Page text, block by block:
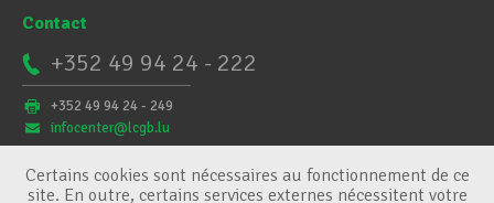
Contact
+352 49 94 24 - 222
+352 49 94 24 - 249
infocenter@lcgb.lu
Certains cookies sont nécessaires au fonctionnement de ce
site. En outre, certains services externes nécessitent votre